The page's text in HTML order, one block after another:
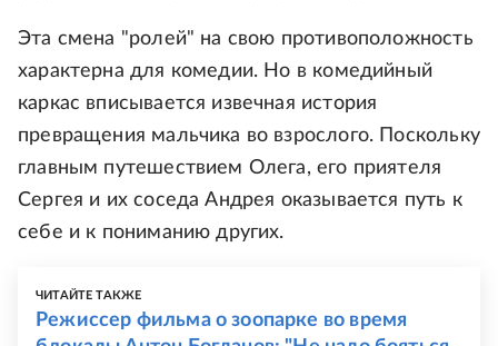
Эта смена "ролей" на свою противоположность
характерна для комедии. Но в комедийный
каркас вписывается извечная история
превращения мальчика во взрослого. Поскольку
главным путешествием Олега, его приятеля
Сергея и их соседа Андрея оказывается путь к
себе и к пониманию других.
ЧИТАЙТЕ ТАКЖЕ
Режиссер фильма о зоопарке во время